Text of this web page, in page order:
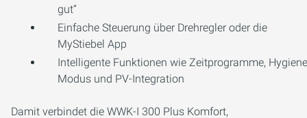
gut“
Einfache Steuerung über Drehregler oder die
MyStiebel App
Intelligente Funktionen wie Zeitprogramme,
Modus und PV-Integration
Damit verbindet die WWK-I 300 Plus Komfort,